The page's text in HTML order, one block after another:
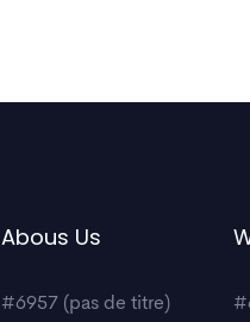
Abous Us
#6957 (pas de titre)